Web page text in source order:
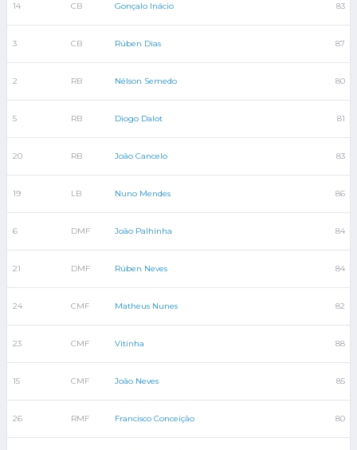
14 CB Gonçalo Inácio 83
3 CB Rúben Dias 87
2 RB Nélson Semedo 80
5 RB Diogo Dalot 81
20 RB João Cancelo 83
19 LB Nuno Mendes 86
6 DMF João Palhinha 84
21 DMF Rúben Neves 84
24 CMF Matheus Nunes 82
23 CMF Vitinha 88
15 CMF João Neves 85
26 RMF Francisco Conceição 80